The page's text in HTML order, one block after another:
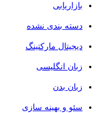
بازاریابی
دسته بندی نشده
دیجیتال مارکتینگ
زبان انگلیسی
زبان بدن
سئو و بهینه سازی